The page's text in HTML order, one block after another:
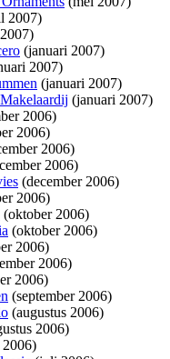
2007)
(januari 2007)
2007)
(januari 2007)
(januari 2007)
2006)
2006)
2006)
2006)
(december 2006)
2006)
(oktober 2006)
(oktober 2006)
2006)
2006)
2006)
(september 2006)
(augustus 2006)
2006)